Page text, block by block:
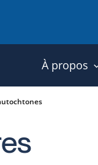
À propos